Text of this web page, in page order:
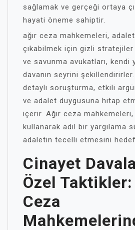
sağlamak ve gerçeği ortaya
hayati öneme sahiptir.
ağır ceza mahkemeleri,
çıkabilmek için gizli stratejiler
ve savunma avukatları, kendi
davanın seyrini
detaylı soruşturma, etkili
ve adalet duygusuna hitap
içerir. Ağır ceza
kullanarak adil bir yargılama
adaletin tecelli etmesini
Cinayet
Özel Taktikler:
Ceza